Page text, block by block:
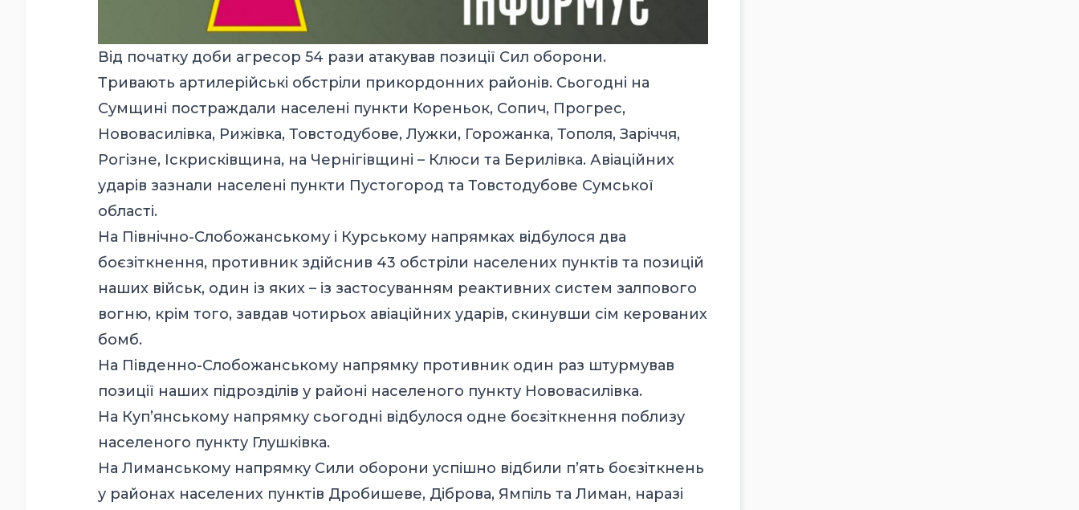
Від початку доби агресор 54 рази атакував позиції Сил оборони.
Тривають артилерійські обстріли прикордонних районів. Сьогодні на
Сумщині постраждали населені пункти Кореньок, Сопич, Прогрес,
Нововасилівка, Рижівка, Товстодубове, Лужки, Горожанка, Тополя, Заріччя,
Рогізне, Іскрисківщина, на Чернігівщині – Клюси та Берилівка. Авіаційних
ударів зазнали населені пункти Пустогород та Товстодубове Сумської
області.
На Північно-Слобожанському і Курському напрямках відбулося два
боєзіткнення, противник здійснив 43 обстріли населених пунктів та позицій
наших військ, один із яких – із застосуванням реактивних систем залпового
вогню, крім того, завдав чотирьох авіаційних ударів, скинувши сім керованих
бомб.
На Південно-Слобожанському напрямку противник один раз штурмував
позиції наших підрозділів у районі населеного пункту Нововасилівка.
На Куп’янському напрямку сьогодні відбулося одне боєзіткнення поблизу
населеного пункту Глушківка.
На Лиманському напрямку Сили оборони успішно відбили п’ять боєзіткнень
у районах населених пунктів Дробишеве, Діброва, Ямпіль та Лиман, наразі